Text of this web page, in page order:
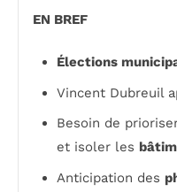
EN BREF
Élections
Vincent Dubreuil
Besoin de
et isoler les
Anticipation des